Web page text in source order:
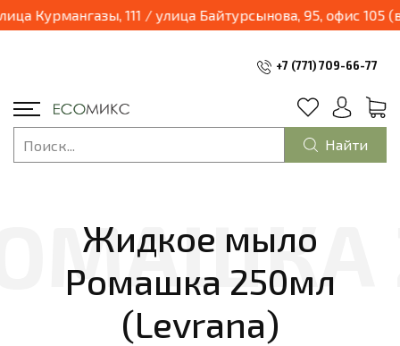
111 / улица Байтурсынова, 95, офис 105
+7 (771) 709-66-77
Найти
Жидкое мыло
Ромашка 250мл
(Levrana)